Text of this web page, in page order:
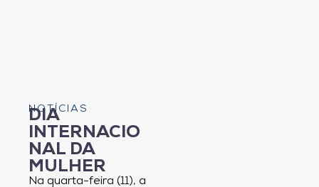
NOTÍCIAS
DIA
INTERNACIO
NAL DA
MULHER
Na quarta-feira (11), a